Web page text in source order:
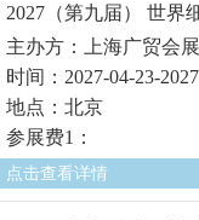
2027（第九届） 世界
主办方：上海广贸会
时间：2027-04-23-
地点：北京
参展费1：
点击查看详情